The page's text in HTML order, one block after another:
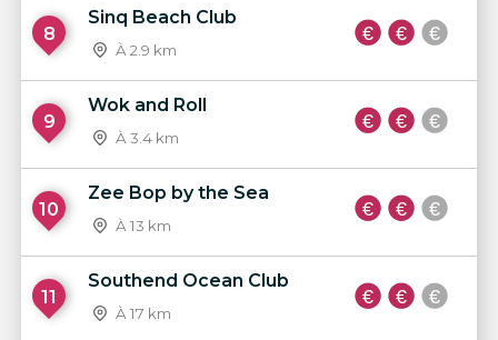
8
Sinq Beach Club
À 2.9 km
9
Wok and Roll
À 3.4 km
10
Zee Bop by the Sea
À 13 km
11
Southend Ocean Club
À 17 km